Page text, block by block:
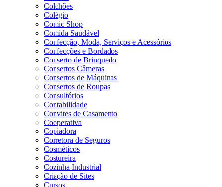
Colchões
Colégio
Comic Shop
Comida Saudável
Confecção, Moda, Serviços e Acessórios
Confecções e Bordados
Conserto de Brinquedo
Consertos Câmeras
Consertos de Máquinas
Consertos de Roupas
Consultórios
Contabilidade
Convites de Casamento
Cooperativa
Copiadora
Corretora de Seguros
Cosméticos
Costureira
Cozinha Industrial
Criação de Sites
Cursos